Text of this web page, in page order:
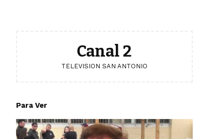
Canal 2
TELEVISION SAN ANTONIO
Para Ver